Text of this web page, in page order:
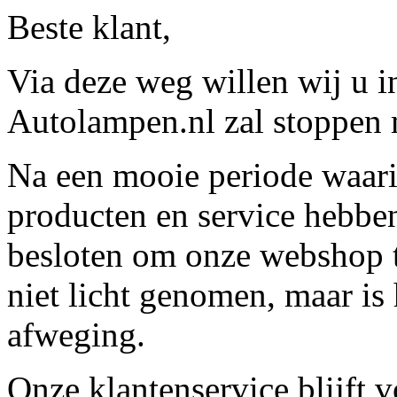
Beste klant,
Via deze weg willen wij u
Autolampen.nl zal stoppen
Na een mooie periode
producten en service
besloten om onze
niet licht genomen, maar
afweging.
Onze klantenservice blijft